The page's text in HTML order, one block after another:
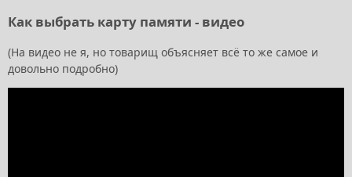
Как выбрать карту памяти - видео
(На видео не я, но товарищ объясняет всё то же самое и
довольно подробно)